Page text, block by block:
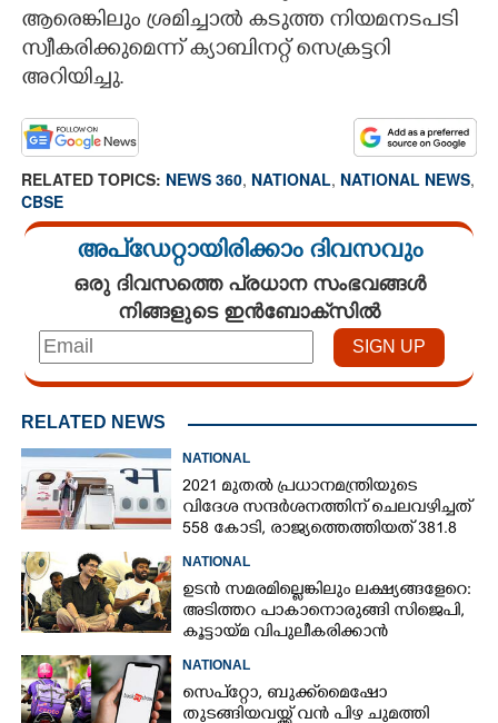
ആരെങ്കിലും ശ്രമിച്ചാൽ കടുത്ത നിയമനടപടി
സ്വീകരിക്കുമെന്ന് ക്യാബിനറ്റ് സെക്രട്ടറി
അറിയിച്ചു.
RELATED TOPICS: NEWS 360, NATIONAL, NATIONAL NEWS,
CBSE
അപ്ഡേറ്റായിരിക്കാം ദിവസവും
ഒരു ദിവസത്തെ പ്രധാന സംഭവങ്ങൾ
നിങ്ങളുടെ ഇൻബോക്സിൽ
RELATED NEWS
NATIONAL
2021 മുതൽ പ്രധാനമന്ത്രിയുടെ
വിദേശ സന്ദർശനത്തിന് ചെലവഴിച്ചത്
558 കോടി, രാജ്യത്തെത്തിയത് 381.8
NATIONAL
ഉടൻ സമരമില്ലെങ്കിലും ലക്ഷ്യങ്ങളേറെ:
അടിത്തറ പാകാനൊരുങ്ങി സിജെപി,​
കൂട്ടായ്മ വിപുലീകരിക്കാൻ
NATIONAL
സെപ്‌‌റ്റോ, ബുക്ക്‌മൈഷോ
തുടങ്ങിയവയ്ക്ക് വൻ പിഴ ചുമത്തി